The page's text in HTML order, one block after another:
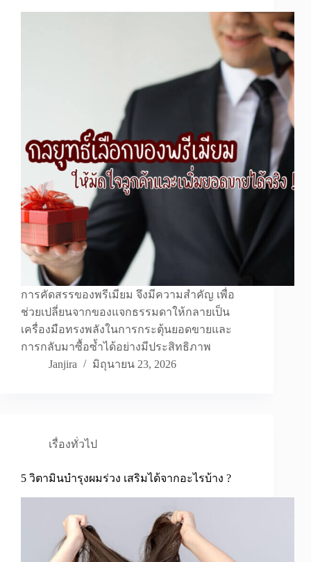
การคัดสรรของพรีเมียม จึงมีความสำคัญ เพื่อ
ช่วยเปลี่ยนจากของแจกธรรมดาให้กลายเป็น
เครื่องมือทรงพลังในการกระตุ้นยอดขายและ
การกลับมาซื้อซ้ำได้อย่างมีประสิทธิภาพ
Janjira
มิถุนายน 23, 2026
เรื่องทั่วไป
5 วิตามินบํารุงผมร่วง เสริมได้จากอะไรบ้าง ?